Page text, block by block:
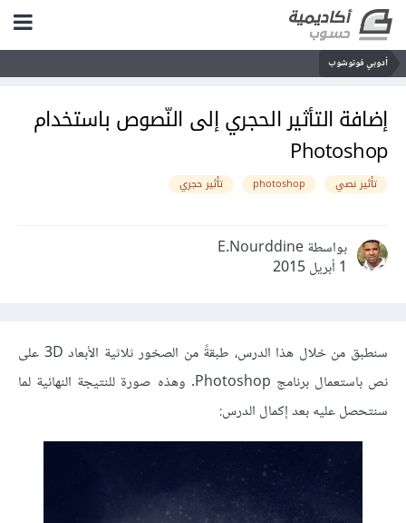
أدوبي فوتوشوب
إضافة التأثير الحجري إلى النّصوص باستخدام
Photoshop
تأثير نصي photoshop تأثير حجري
بواسطة E.Nourddine
1 أبريل 2015
سنطبق من خلال هذا الدرس، طبقةً من الصخور ثلاثية الأبعاد 3D على
نص باستعمال برنامج Photoshop. وهذه صورة للنتيجة النهائية لما
سنتحصل عليه بعد إكمال الدرس: